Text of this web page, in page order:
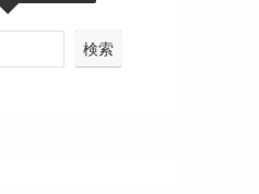
検索